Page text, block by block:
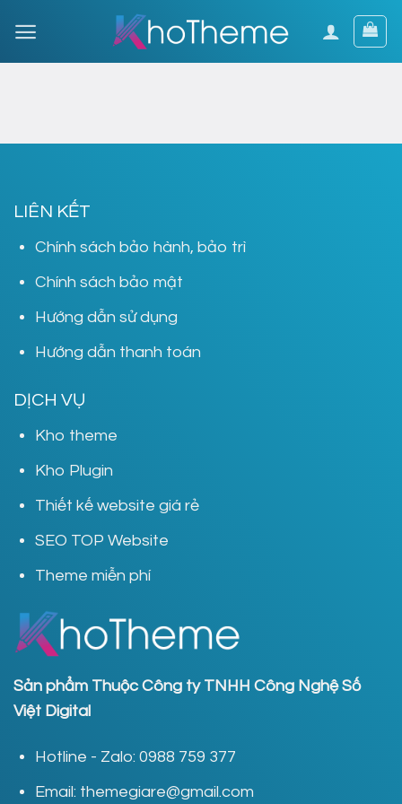
to
content
LIÊN KẾT
Chính sách bảo hành, bảo trì
Chính sách bảo mật
Hướng dẫn sử dụng
Hướng dẫn thanh toán
DỊCH VỤ
Kho theme
Kho Plugin
Thiết kế website giá rẻ
SEO TOP Website
Theme miễn phí
Sản phẩm Thuộc Công ty TNHH Công Nghệ Số
Việt Digital
Hotline - Zalo: 0988 759 377
Email: themegiare@gmail.com